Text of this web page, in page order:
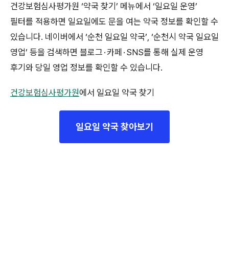
건강보험심사평가원 ‘약국 찾기’ 메뉴에서 ‘일요일 운영’
필터를 적용하면 일요일에도 문을 여는 약국 정보를 확인할 수
있습니다. 네이버에서 ‘순천 일요일 약국’, ‘순천시 약국 일요일
영업’ 등을 검색하면 블로그 · 카페 · SNS를 통해 실제 운영
후기와 당일 영업 정보를 확인할 수 있습니다.
건강보험심사평가원에서 일요일 약국 찾기
일요일 약국 찾아보기